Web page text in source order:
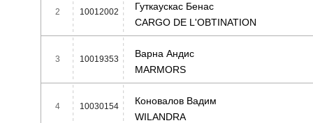
2 10012002
Гуткаускас Бенас
CARGO DE L'OBTINATION
3 10019353
Варна Андис
МARMORS
4 10030154
Коновалов Вадим
WILANDRA